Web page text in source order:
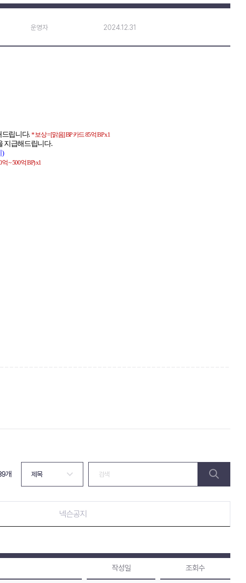
운영자 2024.12.31
드립니다. *보상= [맑음] BP카드85억BP x1
지급해드립니다.
)
억~ 500억BP) x1
개
넥슨공지
작성일 조회수